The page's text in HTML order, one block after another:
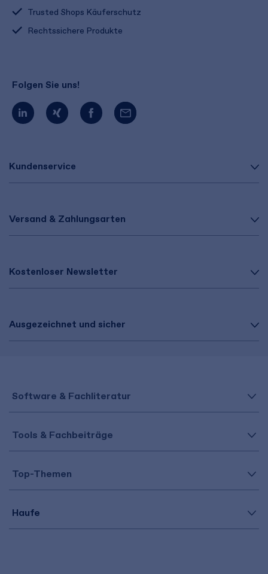
Kundenservice
Versand & Zahlungsarten
Kostenloser Newsletter
Ausgezeichnet und sicher
Trusted Shops Käuferschutz
Rechtssichere Produkte
Folgen Sie uns!
Software & Fachliteratur
Tools & Fachbeiträge
Top-Themen
Haufe